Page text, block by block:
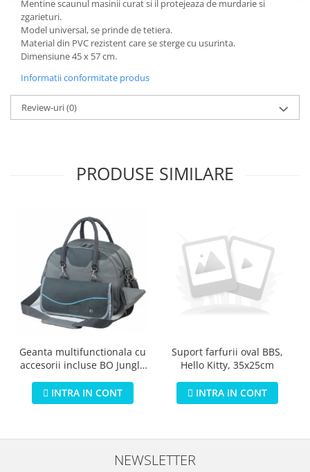
Mentine scaunul masinii curat si il protejeaza de murdarie si
zgarieturi.
Model universal, se prinde de tetiera.
Material din PVC rezistent care se sterge cu usurinta.
Dimensiune 45 x 57 cm.
Informatii conformitate produs
Review-uri(0)
PRODUSE SIMILARE
Geanta multifunctionala cu
accesorii incluse BO Jungle
INTRA IN CONT
Suport farfurii oval BBS,
Hello Kitty, 35x25cm
INTRA IN CONT
NEWSLETTER